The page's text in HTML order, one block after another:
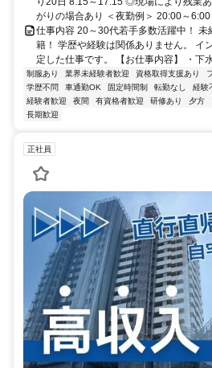
がりの場合あり ＜夜勤例＞ 20:00～
仕事内容 20～30代若手多数活躍中！
籍！ 学歴や経験は関係ありません。 イ
定した仕事です。 【お仕事内容】 ・下
制服あり 業界未経験者歓迎 資格取得支援あり
学歴不問
車通勤OK 固定時間制 転勤なし 経験
経験者歓迎
夜間 有資格者歓迎 研修あり 夕方
長期歓迎
正社員